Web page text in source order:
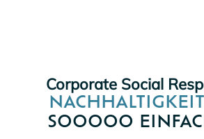
NACHHALTIGKEIT
SOOOOO
Corporate Social